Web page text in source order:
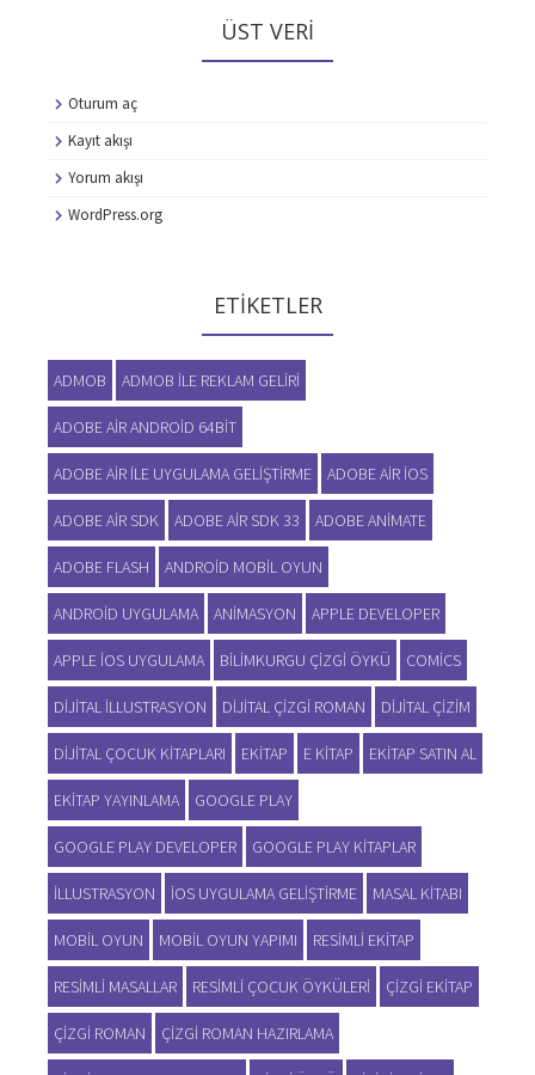
ÜST VERI
Oturum aç
Kayıt akışı
Yorum akışı
WordPress.org
ETIKETLER
ADMOB ADMOB ILE REKLAM GELIRI
ADOBE AIR ANDROID 64BIT
ADOBE AIR ILE UYGULAMA GELIŞTIRME ADOBE AIR IOS
ADOBE AIR SDK ADOBE AIR SDK 33 ADOBE ANIMATE
ADOBE FLASH ANDROID MOBIL OYUN
ANDROID UYGULAMA ANIMASYON APPLE DEVELOPER
APPLE IOS UYGULAMA BILIMKURGU ÇIZGI ÖYKÜ COMICS
DIJITAL ILLUSTRASYON DIJITAL ÇIZGI ROMAN DIJITAL ÇIZIM
DIJITAL ÇOCUK KITAPLARI EKITAP E KITAP EKITAP SATIN AL
EKITAP YAYINLAMA GOOGLE PLAY
GOOGLE PLAY DEVELOPER GOOGLE PLAY KITAPLAR
ILLUSTRASYON IOS UYGULAMA GELIŞTIRME MASAL KITABI
MOBIL OYUN MOBIL OYUN YAPIMI RESIMLI EKITAP
RESIMLI MASALLAR RESIMLI ÇOCUK ÖYKÜLERI ÇIZGI EKITAP
ÇIZGI ROMAN ÇIZGI ROMAN HAZIRLAMA